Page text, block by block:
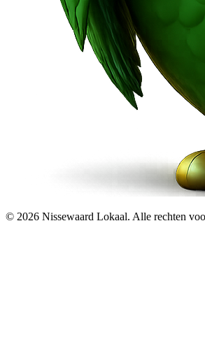
© 2026 Nissewaard Lokaal. Alle rechten